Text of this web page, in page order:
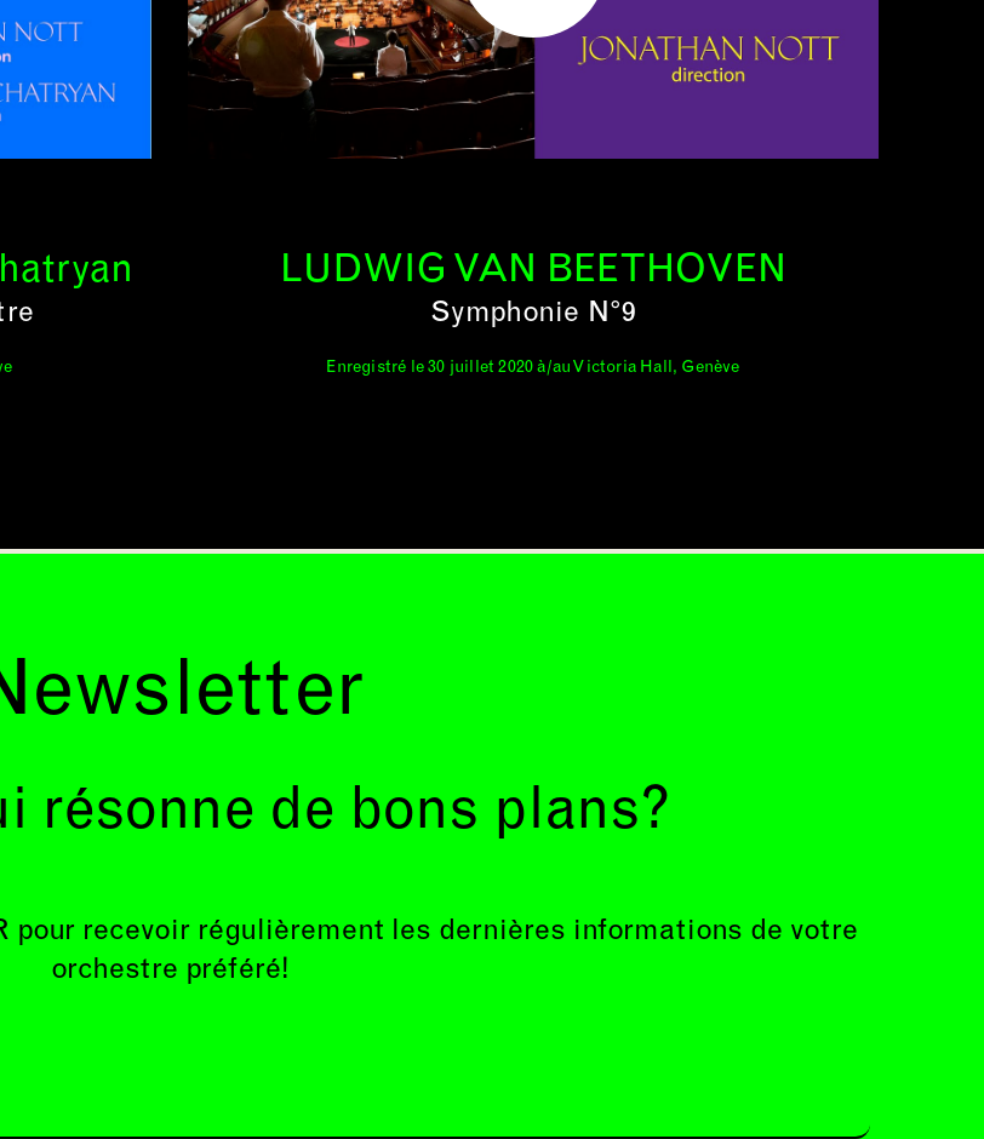
LUDWIG VAN BEETHOVEN
Symphonie N°9
Enregistré le 30 juillet 2020 à/au Victoria Hall, Genève
résonne de bons plans?
pour recevoir régulièrement les dernières informations de votre
orchestre préféré!